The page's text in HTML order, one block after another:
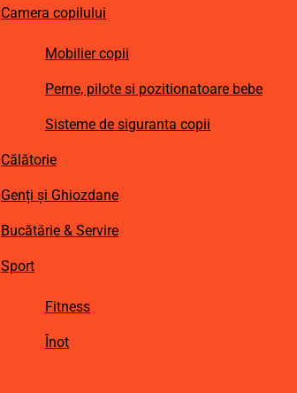
Camera copilului
Mobilier copii
Perne, pilote si pozitionatoare bebe
Sisteme de siguranta copii
Călătorie
Genți și Ghiozdane
Bucătărie & Servire
Sport
Fitness
Înot